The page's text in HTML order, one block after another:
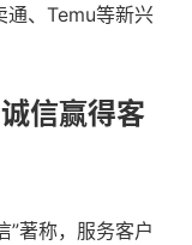
通、Temu等新兴
信赢得客
”著称，服务客户